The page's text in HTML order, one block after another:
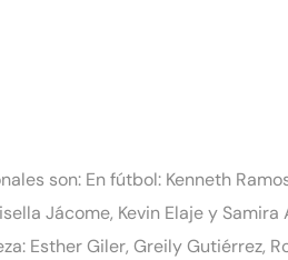
son: En fútbol: Kenneth
Jácome, Kevin Elaje y
Esther Giler, Greily Gutiérrez,